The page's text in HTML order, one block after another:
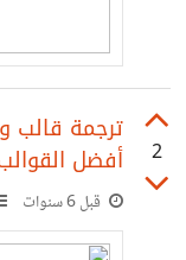
يكون أفضل في
على الأسئلة
خارج الأشياء
2
ترجمة قالب
أفضل
قبل 6 سنوات